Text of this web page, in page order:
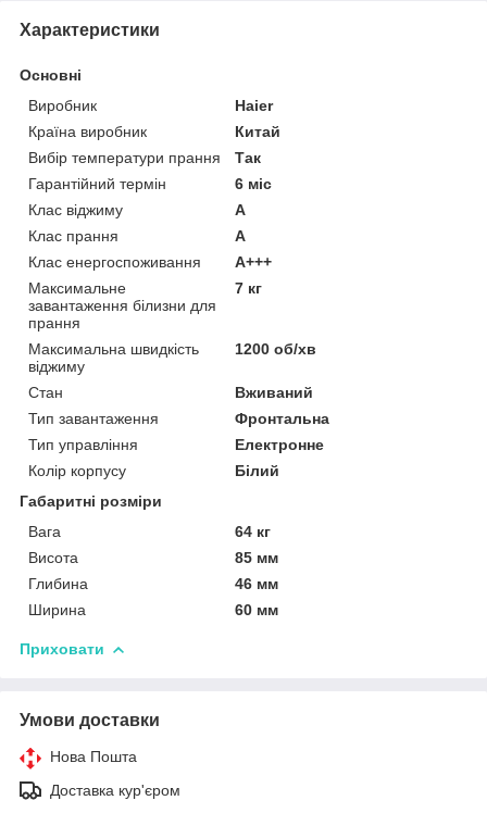
Характеристики
Основні
Виробник
Haier
Країна виробник
Китай
Вибір температури прання
Так
Гарантійний термін
6 міс
Клас віджиму
A
Клас прання
A
Клас енергоспоживання
A+++
Максимальне
завантаження білизни для
прання
7 кг
Максимальна швидкість
віджиму
1200 об/хв
Стан
Вживаний
Тип завантаження
Фронтальна
Тип управління
Електронне
Колір корпусу
Білий
Габаритні розміри
Вага
64 кг
Висота
85 мм
Глибина
46 мм
Ширина
60 мм
Приховати
Умови доставки
Нова Пошта
Доставка кур'єром